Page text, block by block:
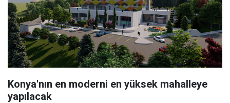
Konya'nın en moderni en yüksek mahalleye
yapılacak